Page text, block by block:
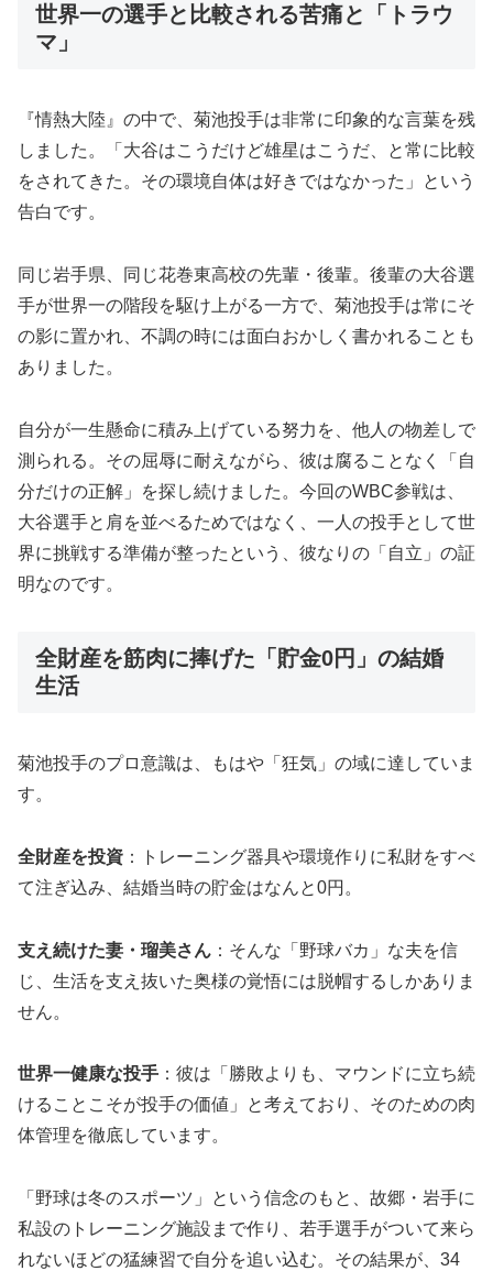
世界一の選手と比較される苦痛と「トラウ
マ」
『情熱大陸』の中で、菊池投手は非常に印象的な言葉を残
しました。「大谷はこうだけど雄星はこうだ、と常に比較
をされてきた。その環境自体は好きではなかった」という
告白です。
同じ岩手県、同じ花巻東高校の先輩・後輩。後輩の大谷選
手が世界一の階段を駆け上がる一方で、菊池投手は常にそ
の影に置かれ、不調の時には面白おかしく書かれることも
ありました。
自分が一生懸命に積み上げている努力を、他人の物差しで
測られる。その屈辱に耐えながら、彼は腐ることなく「自
分だけの正解」を探し続けました。今回のWBC参戦は、
大谷選手と肩を並べるためではなく、一人の投手として世
界に挑戦する準備が整ったという、彼なりの「自立」の証
明なのです。
全財産を筋肉に捧げた「貯金0円」の結婚
生活
菊池投手のプロ意識は、もはや「狂気」の域に達していま
す。
全財産を投資 ：トレーニング器具や環境作りに私財をすべ
て注ぎ込み、結婚当時の貯金はなんと0円。
支え続けた妻・瑠美さん ：そんな「野球バカ」な夫を信
じ、生活を支え抜いた奥様の覚悟には脱帽するしかありま
せん。
世界一健康な投手 ：彼は「勝敗よりも、マウンドに立ち続
けることこそが投手の価値」と考えており、そのための肉
体管理を徹底しています。
「野球は冬のスポーツ」という信念のもと、故郷・岩手に
私設のトレーニング施設まで作り、若手選手がついて来ら
れないほどの猛練習で自分を追い込む。その結果が、34